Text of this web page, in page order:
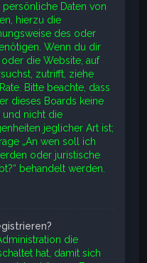
Daten von
hierzu die
des oder
Wenn du dir
die Website, auf
zutrifft, ziehe
Bitte beachte, dass
dieses Boards keine
und nicht die
jeglicher Art ist;
„An wen soll ich
oder juristische
behandelt werden.
die
hat, damit sich